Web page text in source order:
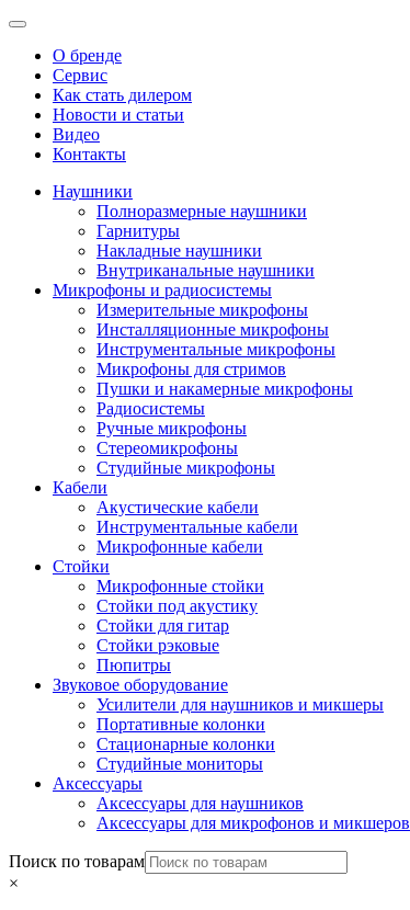
О бренде
Сервис
Как стать дилером
Новости и статьи
Видео
Контакты
Наушники
Полноразмерные наушники
Гарнитуры
Накладные наушники
Внутриканальные наушники
Микрофоны и радиосистемы
Измерительные микрофоны
Инсталляционные микрофоны
Инструментальные микрофоны
Микрофоны для стримов
Пушки и накамерные микрофоны
Радиосистемы
Ручные микрофоны
Стереомикрофоны
Студийные микрофоны
Кабели
Акустические кабели
Инструментальные кабели
Микрофонные кабели
Стойки
Микрофонные стойки
Стойки под акустику
Стойки для гитар
Стойки рэковые
Пюпитры
Звуковое оборудование
Усилители для наушников и микшеры
Портативные колонки
Стационарные колонки
Студийные мониторы
Аксессуары
Аксессуары для наушников
Аксессуары для микрофонов и микшеров
Поиск по товарам
×